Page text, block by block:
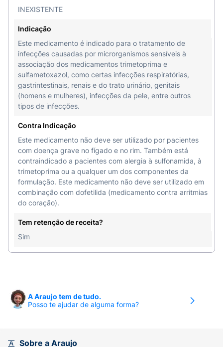
INEXISTENTE
Indicação
Este medicamento é indicado para o tratamento de
infecções causadas por microrganismos sensíveis à
associação dos medicamentos trimetoprima e
sulfametoxazol, como certas infecções respiratórias,
gastrintestinais, renais e do trato urinário, genitais
(homens e mulheres), infecções da pele, entre outros
tipos de infecções.
Contra Indicação
Este medicamento não deve ser utilizado por pacientes
com doença grave no fígado e no rim. Também está
contraindicado a pacientes com alergia à sulfonamida, à
trimetoprima ou a qualquer um dos componentes da
formulação. Este medicamento não deve ser utilizado em
combinação com dofetilida (medicamento contra arritmias
do coração).
Tem retenção de receita?
Sim
A Araujo tem de tudo.
Posso te ajudar de alguma forma?
Sobre a Araujo